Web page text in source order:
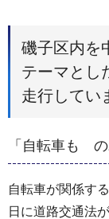
磯子区内を
テーマとし
走行してい
「自転車も
自転車が関係す
日に道路交通法